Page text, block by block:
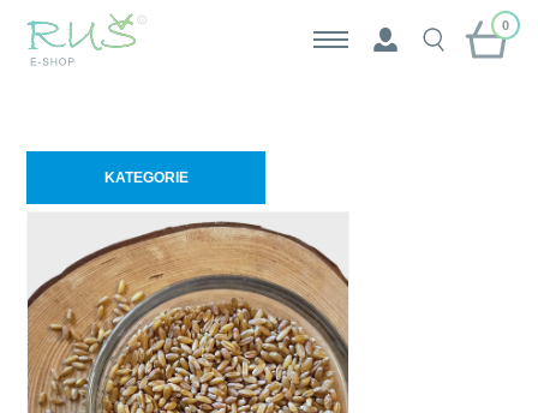
0
KATEGORIE